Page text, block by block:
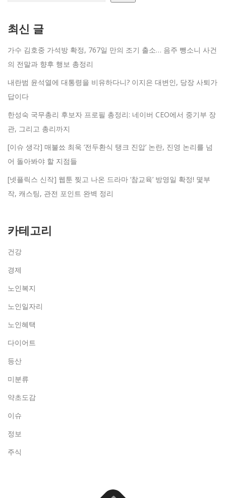
최신 글
가수 김호중 가석방 확정, 767일 만의 조기 출소… 음주 뺑소니 사건
의 전말과 향후 행보 총정리
내란범 윤석열에 대통령을 비유하다니? 이지은 대변인, 당장 사퇴가
답이다
한성숙 국무총리 후보자 프로필 총정리: 네이버 CEO에서 중기부 장
관, 그리고 총리까지
[이슈 생각] 매불쑈 최욱 ‘전두환식 탱크 진압’ 논란, 진영 논리를 넘
어 돌아봐야 할 지점들
[넷플릭스 신작] 웹툰 찢고 나온 드라마 ‘참교육’ 방영일 확정! 몇부
작, 캐스팅, 관전 포인트 완벽 정리
카테고리
건강
경제
노인복지
노인일자리
노인혜택
다이어트
등산
미분류
약초도감
이슈
정보
주식